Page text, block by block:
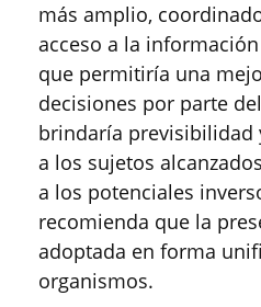
más amplio,
acceso a la
que permitiría una
decisiones por parte
brindaría previsibilidad
a los sujetos
a los potenciales
recomienda que la
adoptada en forma
organismos.